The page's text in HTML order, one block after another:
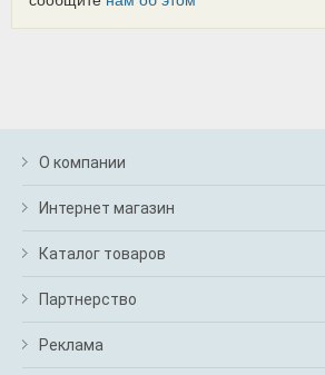
О компании
Интернет магазин
Каталог товаров
Партнерство
Реклама